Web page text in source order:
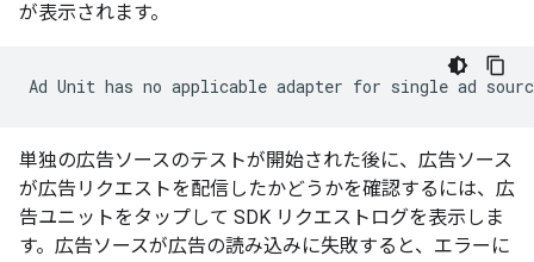
が表示されます。
Ad Unit has no applicable adapter for single ad
単独の広告ソースのテストが開始された後に、広告ソース
が広告リクエストを配信したかどうかを確認するには、広
告ユニットをタップして SDK リクエストログを表示しま
す。広告ソースが広告の読み込みに失敗すると、エラーに